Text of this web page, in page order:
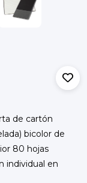
de cartón
bicolor de
80 hojas
individual en